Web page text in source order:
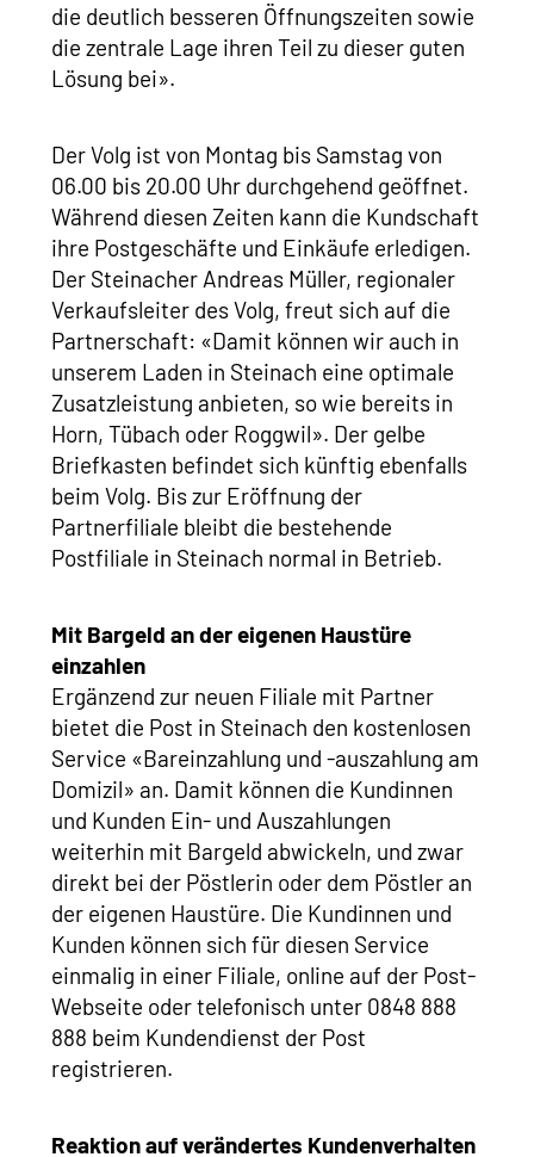
die deutlich besseren Öffnungszeiten sowie
die zentrale Lage ihren Teil zu dieser guten
Lösung bei».
Der Volg ist von Montag bis Samstag von
06.00 bis 20.00 Uhr durchgehend geöffnet.
Während diesen Zeiten kann die Kundschaft
ihre Postgeschäfte und Einkäufe erledigen.
Der Steinacher Andreas Müller, regionaler
Verkaufsleiter des Volg, freut sich auf die
Partnerschaft: «Damit können wir auch in
unserem Laden in Steinach eine optimale
Zusatzleistung anbieten, so wie bereits in
Horn, Tübach oder Roggwil». Der gelbe
Briefkasten befindet sich künftig ebenfalls
beim Volg. Bis zur Eröffnung der
Partnerfiliale bleibt die bestehende
Postfiliale in Steinach normal in Betrieb.
Mit Bargeld an der eigenen Haustüre
einzahlen
Ergänzend zur neuen Filiale mit Partner
bietet die Post in Steinach den kostenlosen
Service «Bareinzahlung und -auszahlung am
Domizil» an. Damit können die Kundinnen
und Kunden Ein- und Auszahlungen
weiterhin mit Bargeld abwickeln, und zwar
direkt bei der Pöstlerin oder dem Pöstler an
der eigenen Haustüre. Die Kundinnen und
Kunden können sich für diesen Service
einmalig in einer Filiale, online auf der Post-
Webseite oder telefonisch unter 0848 888
888 beim Kundendienst der Post
registrieren.
Reaktion auf verändertes Kundenverhalten